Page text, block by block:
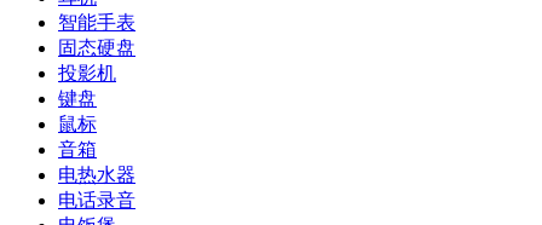
智能手表
固态硬盘
投影机
键盘
鼠标
音箱
电热水器
电话录音